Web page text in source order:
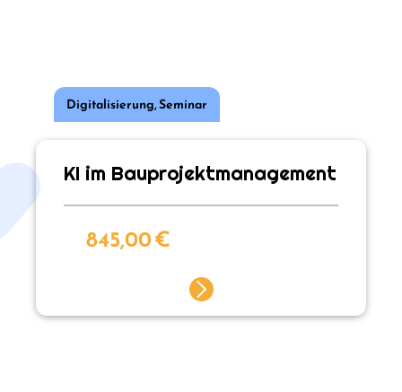
Digitalisierung,Seminar
KI im Bauprojektmanagement
845,00€